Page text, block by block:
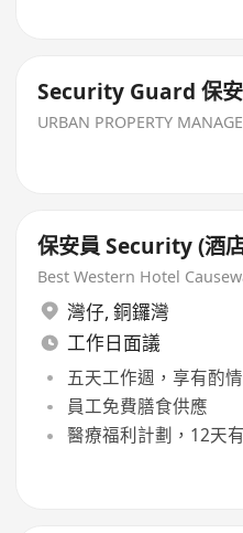
Security Guard 保
URBAN PROPERTY
保安員 Security (酒
Best Western Hotel
灣仔, 銅鑼灣
工作日面議
五天工作週，享有酌
員工免費膳食供應
醫療福利計劃，12天